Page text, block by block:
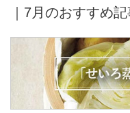
｜7月のおすすめ